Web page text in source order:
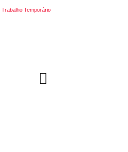
Trabalho Temporário